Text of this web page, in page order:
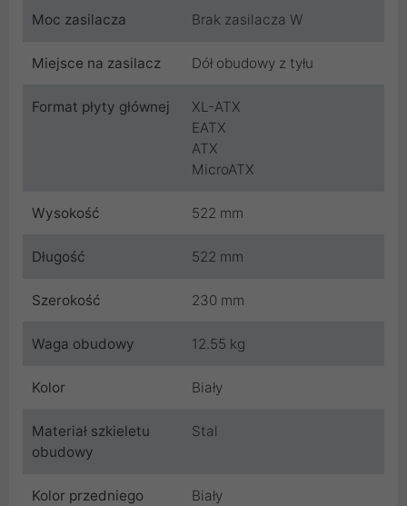
Moc zasilacza Brak zasilacza W
Miejsce na zasilacz Dół obudowy z tyłu
Format płyty głównej
XL-ATX
EATX
ATX
MicroATX
Wysokość 522 mm
Długość 522 mm
Szerokość 230 mm
Waga obudowy 12.55 kg
Kolor Biały
Materiał szkieletu
obudowy
Stal
Kolor przedniego
Biały